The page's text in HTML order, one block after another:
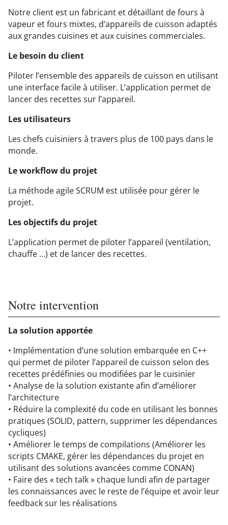
Notre client est un fabricant et détaillant de fours à
vapeur et fours mixtes, d’appareils de cuisson adaptés
aux grandes cuisines et aux cuisines commerciales.
Le besoin du client
Piloter l’ensemble des appareils de cuisson en utilisant
une interface facile à utiliser. L’application permet de
lancer des recettes sur l’appareil.
Les utilisateurs
Les chefs cuisiniers à travers plus de 100 pays dans le
monde.
Le workflow du projet
La méthode agile SCRUM est utilisée pour gérer le
projet.
Les objectifs du projet
L’application permet de piloter l’appareil (ventilation,
chauffe …) et de lancer des recettes.
Notre intervention
La solution apportée
• Implémentation d’une solution embarquée en C++
qui permet de piloter l’appareil de cuisson selon des
recettes prédéfinies ou modifiées par le cuisinier
• Analyse de la solution existante afin d’améliorer
l’architecture
• Réduire la complexité du code en utilisant les bonnes
pratiques (SOLID, pattern, supprimer les dépendances
cycliques)​
• Améliorer le temps de compilations (Améliorer les
scripts CMAKE, gérer les dépendances du projet en
utilisant des solutions avancées comme CONAN)​
• Faire des « tech talk » chaque lundi afin de partager
les connaissances avec le reste de l’équipe et avoir leur
feedback sur les réalisations